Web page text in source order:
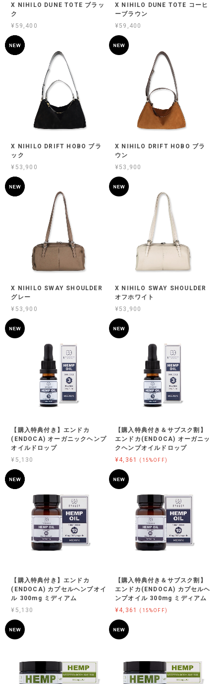
X NIHILO DUNE TOTE ブラッ
ク
¥59,400
X NIHILO DUNE TOTE コーヒ
ーブラウン
¥59,400
X NIHILO DRIFT HOBO ブラ
ック
¥53,900
X NIHILO DRIFT HOBO ブラ
ウン
¥53,900
X NIHILO SWAY SHOULDER
グレー
¥53,900
X NIHILO SWAY SHOULDER
オフホワイト
¥53,900
【購入特典付き】エンドカ
(ENDOCA) オーガニックヘンプ
オイルドロップ
¥5,130
【購入特典付き＆サブスク割】
エンドカ(ENDOCA) オーガニッ
クヘンプオイルドロップ
¥4,361
(15%OFF)
【購入特典付き】エンドカ
(ENDOCA) カプセルヘンプオイ
ル 300mg ミディアム
¥5,130
【購入特典付き＆サブスク割】
エンドカ(ENDOCA) カプセルヘ
ンプオイル 300mg ミディアム
¥4,361
(15%OFF)